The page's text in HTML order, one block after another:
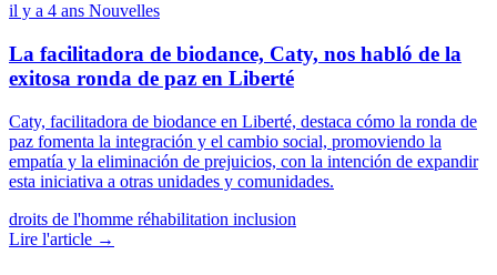
il y a 4 ans Nouvelles
La facilitadora de biodance, Caty, nos habló de la
exitosa ronda de paz en Liberté
Caty, facilitadora de biodance en Liberté, destaca cómo la ronda de
paz fomenta la integración y el cambio social, promoviendo la
empatía y la eliminación de prejuicios, con la intención de expandir
esta iniciativa a otras unidades y comunidades.
droits de l'homme réhabilitation inclusion
Lire l'article →